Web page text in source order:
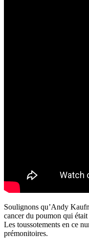
Soulignons qu’Andy
cancer du poumon qui était
Les toussotements en ce
prémonitoires.